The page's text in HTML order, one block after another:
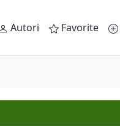
Autori Favorite